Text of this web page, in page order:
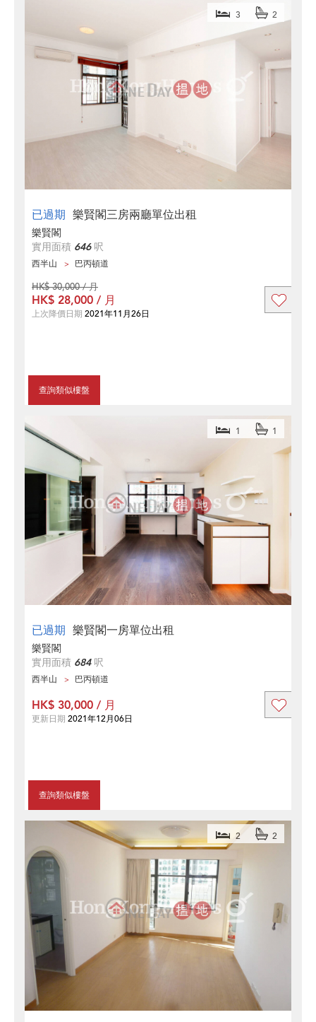
已過期 樂賢閣三房兩廳單位出租
3 2
樂賢閣
實用面積 646呎
西半山 巴丙頓道
查詢類似樓盤
HK$ 30,000 / 月
HK$ 28,000 / 月
上次降價日期 2021年11月26日
已過期 樂賢閣一房單位出租
1 1
樂賢閣
實用面積 684呎
西半山 巴丙頓道
查詢類似樓盤
HK$ 30,000 / 月
更新日期 2021年12月06日
2 2